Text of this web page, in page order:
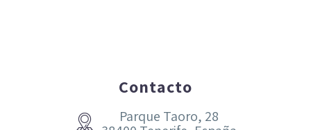
Contacto


Parque Taoro, 28